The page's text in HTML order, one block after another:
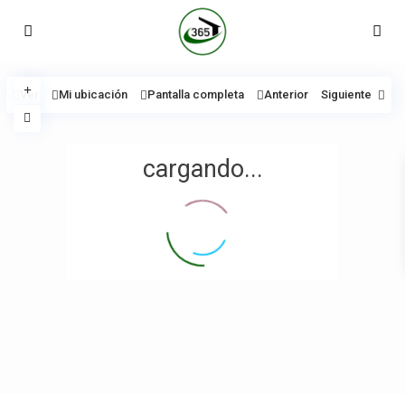
cargando...
Ver Mi ubicación Pantalla completa Anterior Siguiente